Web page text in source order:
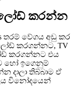
කරන්න
තරම් වේගය අඩු කර
කරගන්නට, TV
කරගන්නට එය
හෝ ඉගෙනුම්
තිබ්බාම ඒ
විනෝදයෙන්